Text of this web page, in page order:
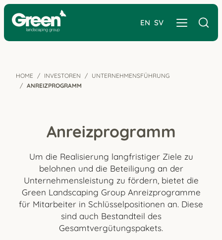
EN SV
HOME INVESTOREN
UNTERNEHMENSFÜHRUNG
ANREIZPROGRAMM
Anreizprogramm
Um die Realisierung langfristiger Ziele zu
belohnen und die Beteiligung an der
Unternehmensleistung zu fördern, bietet die
Green Landscaping Group Anreizprogramme
für Mitarbeiter in Schlüsselpositionen an. Diese
sind auch Bestandteil des
Gesamtvergütungspakets.